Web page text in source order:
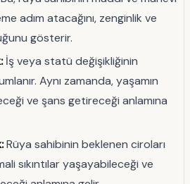
adım atacağını, zenginlik ve
gösterir.
İş veya statü değişikliğinin
Aynı zamanda, yaşamın
ve şans getireceği anlamına
Rüya sahibinin beklenen ciroları
sıkıntılar yaşayabileceği ve